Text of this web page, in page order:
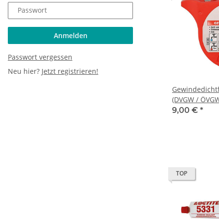
(DVGW /
9,00 € *
TOP
Passwort
Anmelden
Passwort vergessen
Neu hier? Jetzt registrieren!